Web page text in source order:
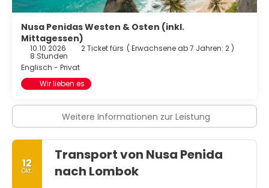
Nusa Penidas Westen & Osten (inkl.
Mittagessen)
10.10.2026 2 Ticket fürs ( Erwachsene ab 7 Jahren: 2 )
8 Stunden
Englisch - Privat
Wir lieben es
Weitere Informationen zur Leistung
12
Okt.
Transport von Nusa Penida
nach Lombok